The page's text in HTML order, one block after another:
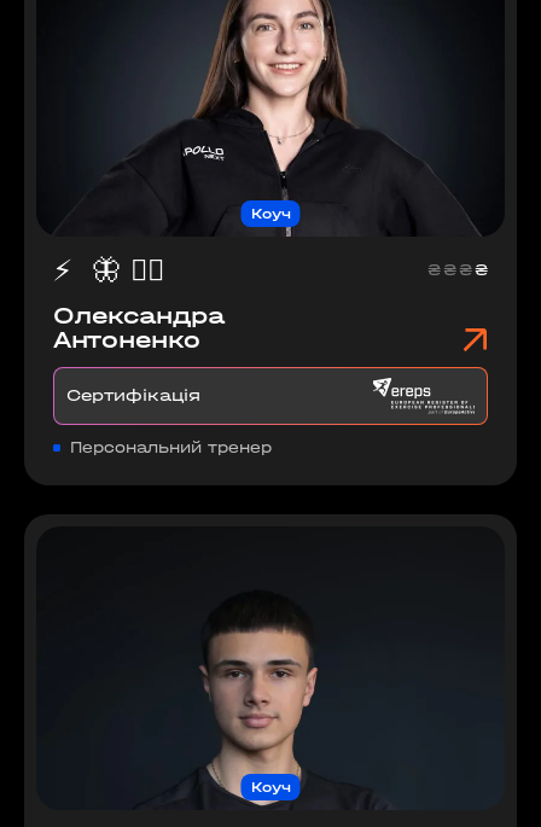
Коуч
⚡️ 🦋 🧘‍♀ ₴
₴
₴
₴
Олександра
Антоненко
Сертифікація
Персональний тренер
Коуч